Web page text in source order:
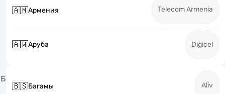
🇦🇲Армения Telecom Armenia
🇦🇼Аруба Digicel
Б
🇧🇸Багамы Aliv